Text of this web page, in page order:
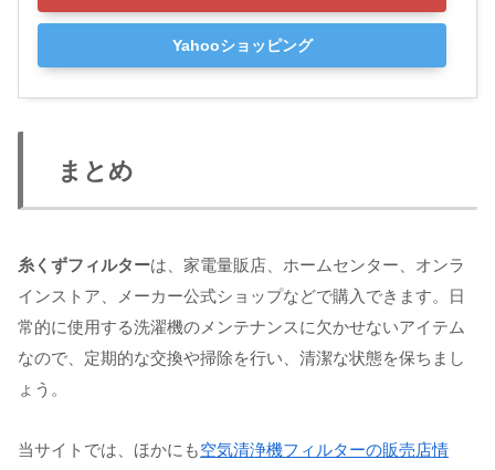
Yahooショッピング
まとめ
糸くずフィルターは、家電量販店、ホームセンター、オンラ
インストア、メーカー公式ショップなどで購入できます。日
常的に使用する洗濯機のメンテナンスに欠かせないアイテム
なので、定期的な交換や掃除を行い、清潔な状態を保ちまし
ょう。
当サイトでは、ほかにも空気清浄機フィルターの販売店情